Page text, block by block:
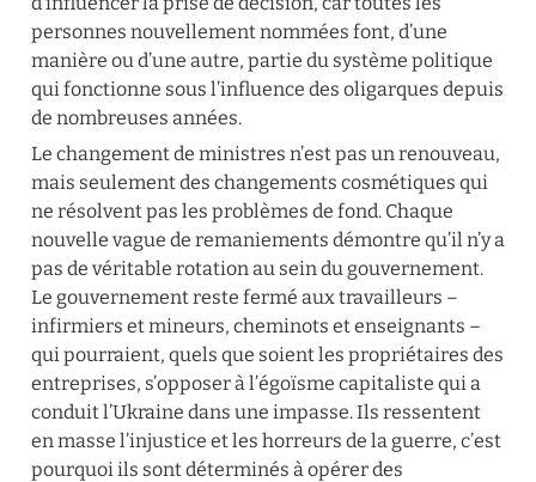
personnes nouvellement nommées font, d’une
manière ou d’une autre, partie du système politique
qui fonctionne sous l’influence des oligarques depuis
de nombreuses années.
Le changement de ministres n’est pas un renouveau,
mais seulement des changements cosmétiques qui
ne résolvent pas les problèmes de fond. Chaque
nouvelle vague de remaniements démontre qu’il n’y a
pas de véritable rotation au sein du gouvernement.
Le gouvernement reste fermé aux travailleurs –
infirmiers et mineurs, cheminots et enseignants –
qui pourraient, quels que soient les propriétaires des
entreprises, s’opposer à l’égoïsme capitaliste qui a
conduit l’Ukraine dans une impasse. Ils ressentent
en masse l’injustice et les horreurs de la guerre, c’est
pourquoi ils sont déterminés à opérer des